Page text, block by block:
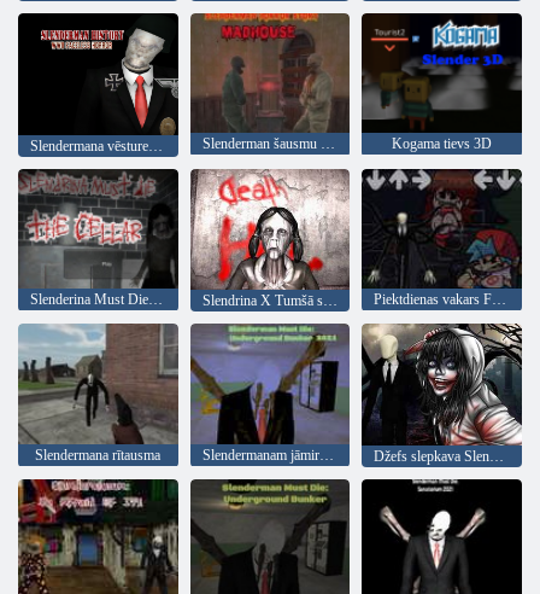
Slenderman šausmu stāsts MadHouse Kogama tievs 3D
Slenderina Must Die: pagrabs Room Slendrina X Tumšā slimnīca Piektdienas vakars Funkins vs tievs
Slendermana rītausma Slendermanam jāmirst: pazemes bunkurs 2021. gads Džefs slepkava Slendermana medības